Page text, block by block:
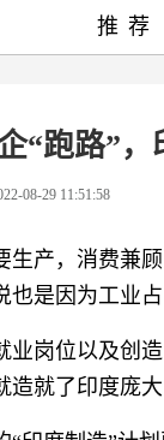
“跑路”
08-29 11:51:58
生产，消费兼
也是因为工业
业岗位以及创
造就了印度庞
推荐